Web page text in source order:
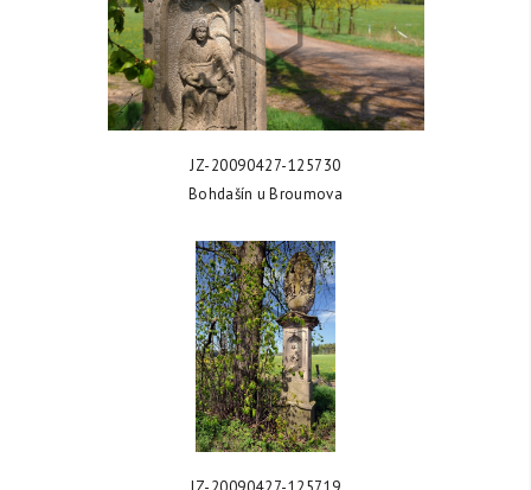
ZOBRAZIT FOTKU
JZ-20090427-125730
Bohdašín u Broumova
ZOBRAZIT FOTKU